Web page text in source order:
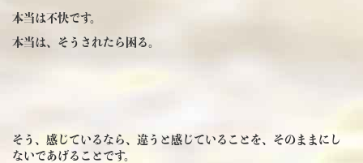
本当は不快です。
本当は、そうされたら困る。
そう、感じているなら、違うと感じていることを、そのままにし
ないであげることです。